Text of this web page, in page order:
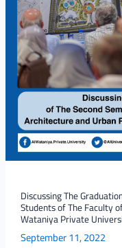
Discussing The
Students of The Faculty
Wataniya Private
September 11, 2022
Students
of
The
Faculty
of
Architecture
and
Urban
Planning
Wataniya
Private
University